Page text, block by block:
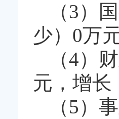
（3）
少）0万
（4）
元，增长
（5）